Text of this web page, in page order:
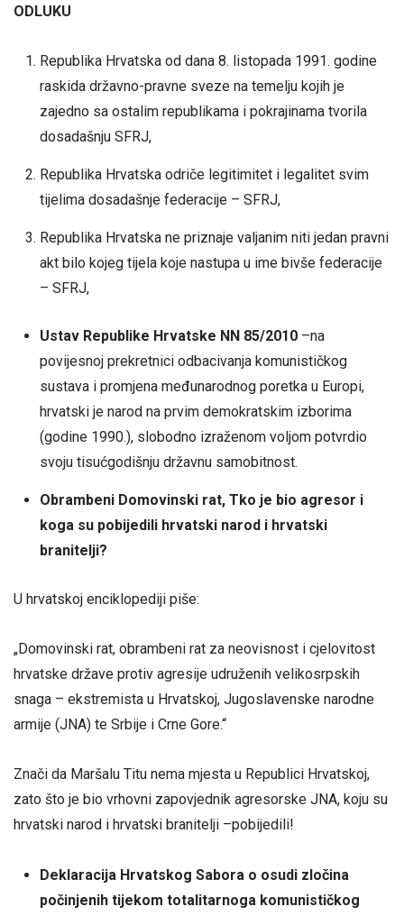
ODLUKU
Republika Hrvatska od dana 8. listopada 1991. godine
raskida državno-pravne sveze na temelju kojih je
zajedno sa ostalim republikama i pokrajinama tvorila
dosadašnju SFRJ,
Republika Hrvatska odriče legitimitet i legalitet svim
tijelima dosadašnje federacije – SFRJ,
Republika Hrvatska ne priznaje valjanim niti jedan pravni
akt bilo kojeg tijela koje nastupa u ime bivše federacije
– SFRJ,
Ustav Republike Hrvatske NN 85/2010–na
povijesnoj prekretnici odbacivanja komunističkog
sustava i promjena međunarodnog poretka u Europi,
hrvatski je narod na prvim demokratskim izborima
(godine 1990.), slobodno izraženom voljom potvrdio
svoju tisućgodišnju državnu samobitnost.
Obrambeni Domovinski rat, Tko je bio agresor i
koga su pobijedili hrvatski narod i hrvatski
branitelji?
U hrvatskoj enciklopediji piše:
„Domovinski rat, obrambeni rat za neovisnost i cjelovitost
hrvatske države protiv agresije udruženih velikosrpskih
snaga – ekstremista u Hrvatskoj, Jugoslavenske narodne
armije (JNA) te Srbije i Crne Gore.“
Znači da Maršalu Titu nema mjesta u Republici Hrvatskoj,
zato što je bio vrhovni zapovjednik agresorske JNA, koju su
hrvatski narod i hrvatski branitelji –pobijedili!
Deklaracija Hrvatskog Sabora o osudi zločina
počinjenih tijekom totalitarnoga komunističkog